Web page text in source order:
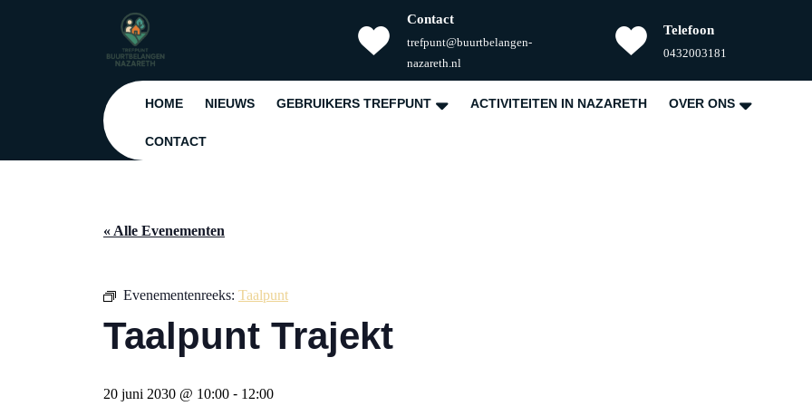
Contact
trefpunt@buurtbelangen-
nazareth.nlE-
mail
Telefoon
0432003181
HOME NIEUWS GEBRUIKERS TREFPUNT ACTIVITEITEN IN NAZARETH OVER ONS
CONTACT
« Alle Evenementen
Evenementenreeks: Taalpunt
Taalpunt Trajekt
20 juni 2030 @ 10:00 - 12:00